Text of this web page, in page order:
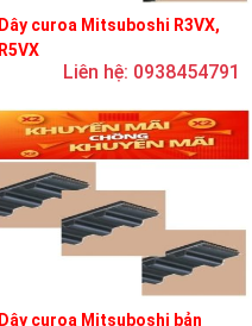
Dây curoa Mitsuboshi R3VX,
R5VX
Liên hệ: 0938454791
Dây curoa Mitsuboshi bản